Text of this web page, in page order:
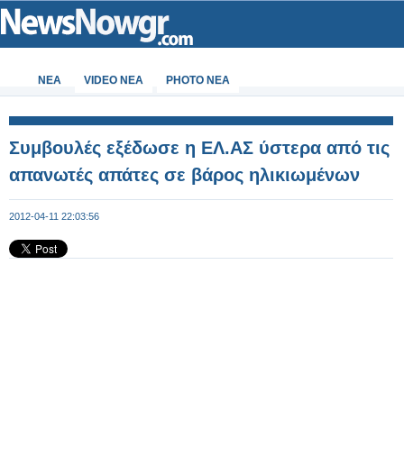
ΝΕΑ VIDEO NEA PHOTO NEA
Συμβουλές εξέδωσε η ΕΛ.ΑΣ ύστερα από τις
απανωτές απάτες σε βάρος ηλικιωμένων
2012-04-11 22:03:56